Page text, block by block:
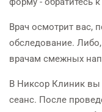
Врач осмотрит вас,
обследование.
врачам смежных
В Никсор Клиник вы
сеанс. После